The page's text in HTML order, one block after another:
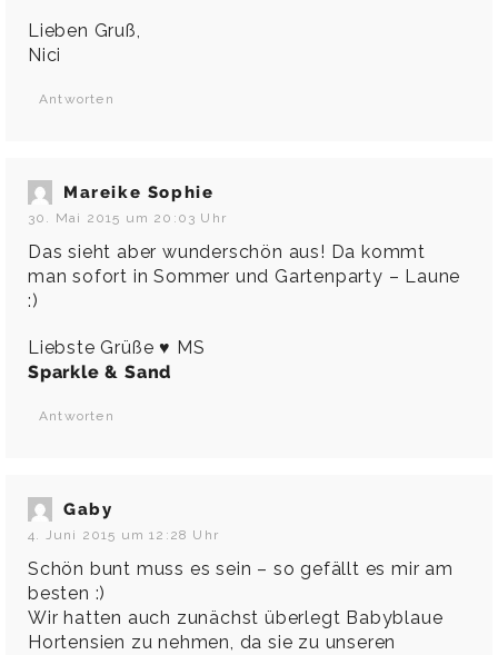
Lieben Gruß,
Nici
Antworten
Mareike Sophie
30. Mai 2015 um 20:03 Uhr
Das sieht aber wunderschön aus! Da kommt
man sofort in Sommer und Gartenparty – Laune
:)
Liebste Grüße ♥ MS
Sparkle & Sand
Antworten
Gaby
4. Juni 2015 um 12:28 Uhr
Schön bunt muss es sein – so gefällt es mir am
besten :)
Wir hatten auch zunächst überlegt Babyblaue
Hortensien zu nehmen, da sie zu unseren